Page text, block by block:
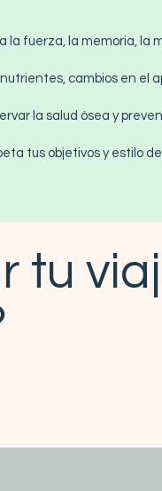
la fuerza, la memoria, la
cambios en el
la salud ósea y
tus objetivos y estilo
tu